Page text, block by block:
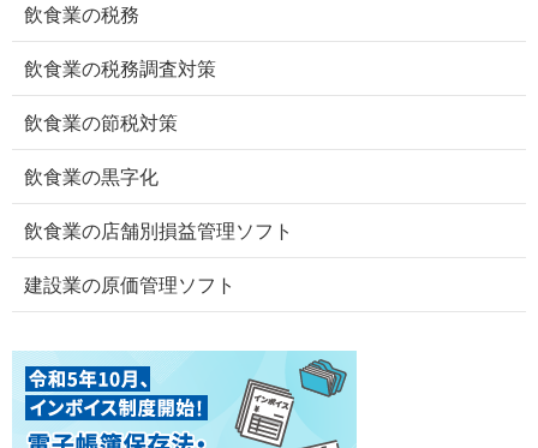
飲食業の税務
飲食業の税務調査対策
飲食業の節税対策
飲食業の黒字化
飲食業の店舗別損益管理ソフト
建設業の原価管理ソフト